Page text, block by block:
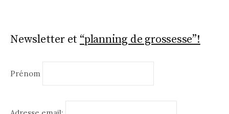
Newsletter et “planning de grossesse”!
Prénom